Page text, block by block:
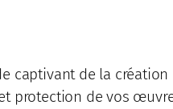
captivant de la
protection de vos